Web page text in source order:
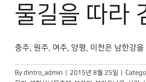
물길을 따라
충주, 원주, 여주, 양평, 이천은 남한강
By dintro_admin 2015년 8월 25일